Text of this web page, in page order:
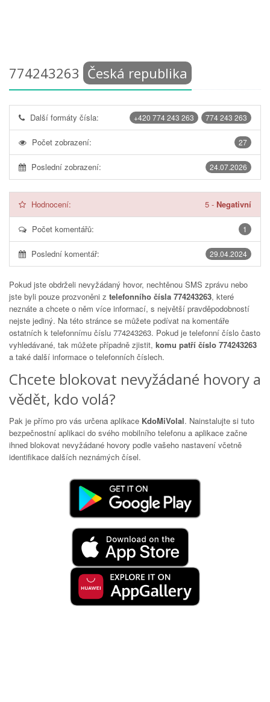
774243263 Česká republika
774 243 263
+420 774 243 263
Další formáty čísla:
27
Počet zobrazení:
24.07.2026
Poslední zobrazení:
Hodnocení: 5 - Negativní
1
Počet komentářů:
29.04.2024
Poslední komentář:
Pokud jste obdrželi nevyžádaný hovor, nechtěnou SMS zprávu nebo
jste byli pouze prozvoněni z telefonního čísla 774243263, které
neznáte a chcete o něm více informací, s největší pravděpodobností
nejste jediný. Na této stránce se můžete podívat na komentáře
ostatních k telefonnímu číslu 774243263. Pokud je telefonní číslo často
vyhledávané, tak můžete případně zjistit, komu patří číslo 774243263
a také další informace o telefonních číslech.
Chcete blokovat nevyžádané hovory a
vědět, kdo volá?
Pak je přímo pro vás určena aplikace KdoMiVolal. Nainstalujte si tuto
bezpečnostní aplikaci do svého mobilního telefonu a aplikace začne
ihned blokovat nevyžádané hovory podle vašeho nastavení včetně
identifikace dalších neznámých čísel.